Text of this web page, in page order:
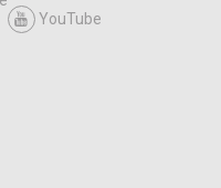
YouTube